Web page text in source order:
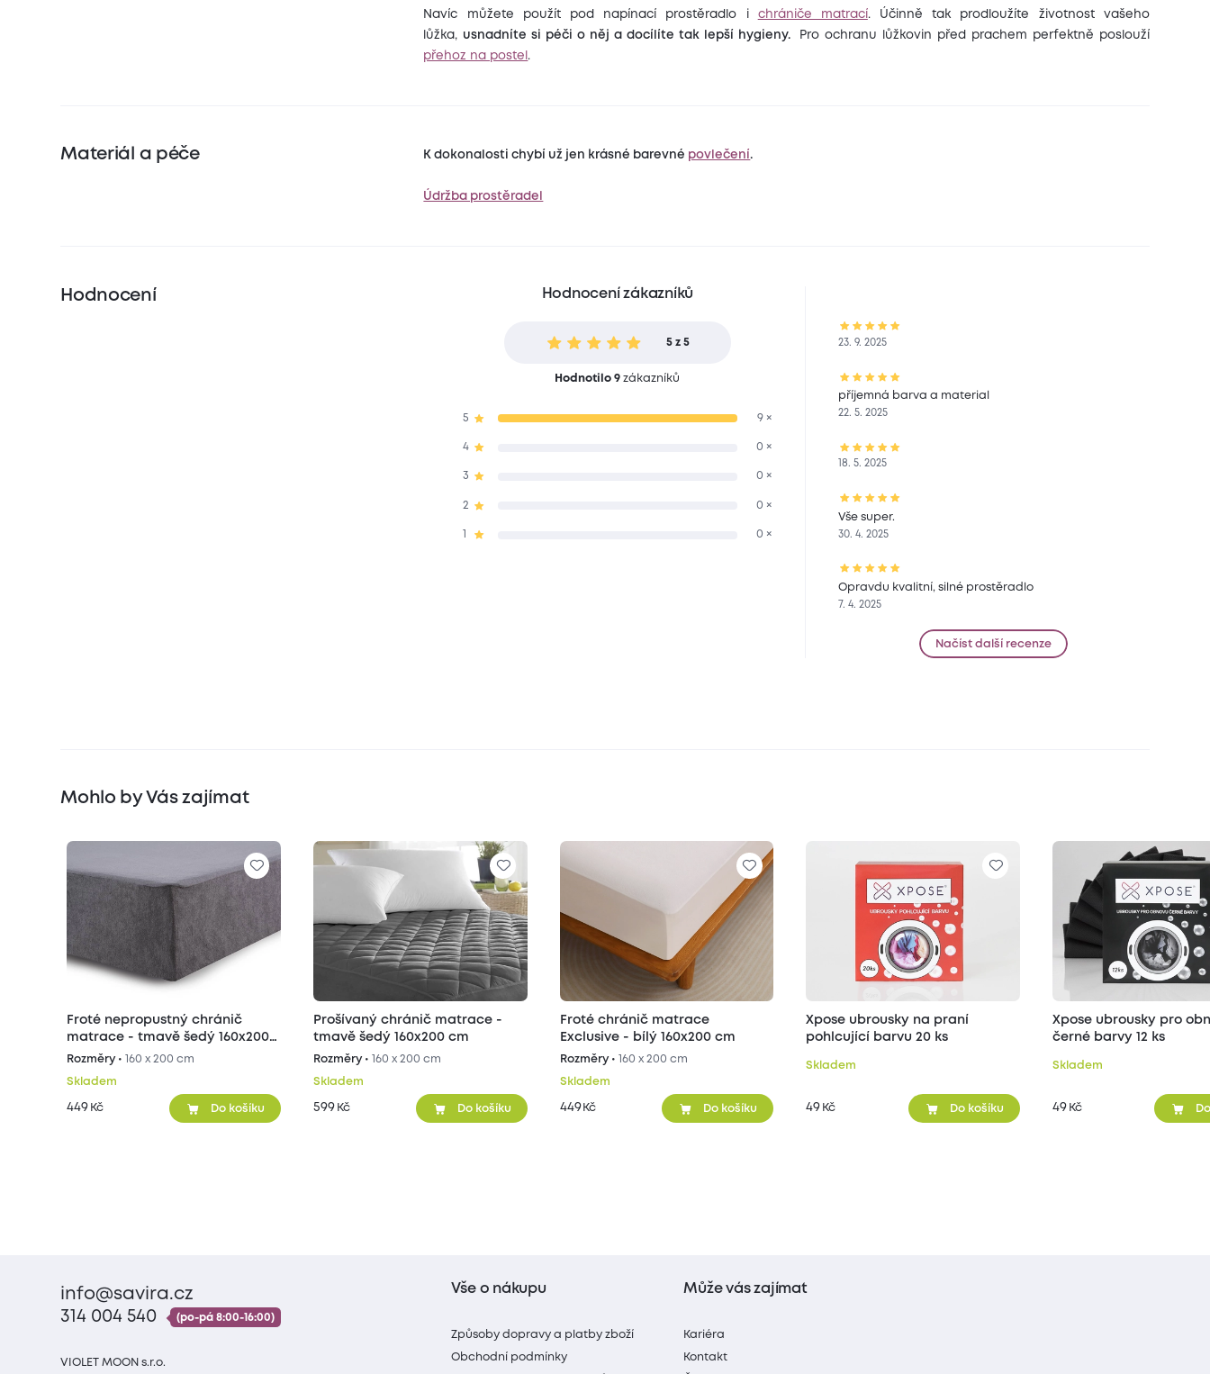
Navíc můžete použít pod napínací prostěradlo i chrániče matrací. Účinně tak prodloužíte životnost vašeho
lůžka, usnadníte si péči o něj a docílíte tak lepší hygieny.
Pro ochranu lůžkovin před prachem perfektně poslouží
přehoz na postel .
Materiál a péče K dokonalosti chybí už jen krásné barevné povlečení .
Údržba prostěradel
Hodnocení Hodnocení zákazníků
5 z 5
Hodnotilo 9 zákazníků
5 9 ×
4 0 ×
3 0 ×
2 0 ×
0 ×
23. 9. 2025
příjemná barva a material
22. 5. 2025
18. 5. 2025
Vše super.
30. 4. 2025
Opravdu kvalitní, silné prostěradlo
7. 4. 2025
Načíst další recenze
Mohlo by Vás zajímat
Froté nepropustný chránič
matrace - tmavě šedý 160x200
cm
Rozměry • 160 x 200 cm
Skladem
449 Kč Do košíku
Prošívaný chránič matrace -
tmavě šedý 160x200 cm
Rozměry • 160 x 200 cm
Skladem
599 Kč Do košíku
Froté chránič matrace
Exclusive - bílý 160x200 cm
Rozměry • 160 x 200 cm
Skladem
449 Kč Do košíku
Xpose ubrousky na praní
pohlcující barvu 20 ks
Skladem
49 Kč Do košíku
Xpose ubrousky pro
černé barvy 12 ks
Skladem
49 Kč
info@savira.cz
314 004 540
(po-pá 8:00-16:00)
VIOLET MOON s.r.o.
Vše o nákupu
Způsoby dopravy a platby zboží
Obchodní podmínky
Může vás zajímat
Kariéra
Kontakt